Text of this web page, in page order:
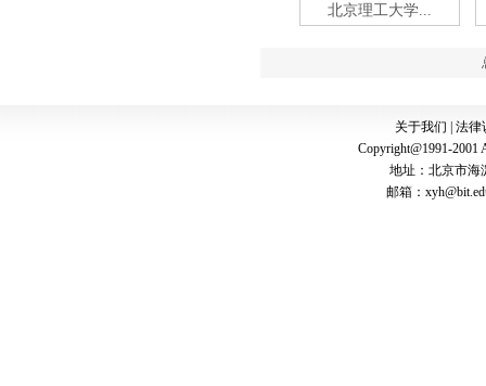
北京理工大学...
关于我们
法律
Copyright@1991-2001
地址：北京市
邮箱：